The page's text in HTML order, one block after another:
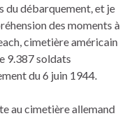
du débarquement, et je
des moments à
cimetière américain
9.387 soldats
du 6 juin 1944.
au cimetière allemand